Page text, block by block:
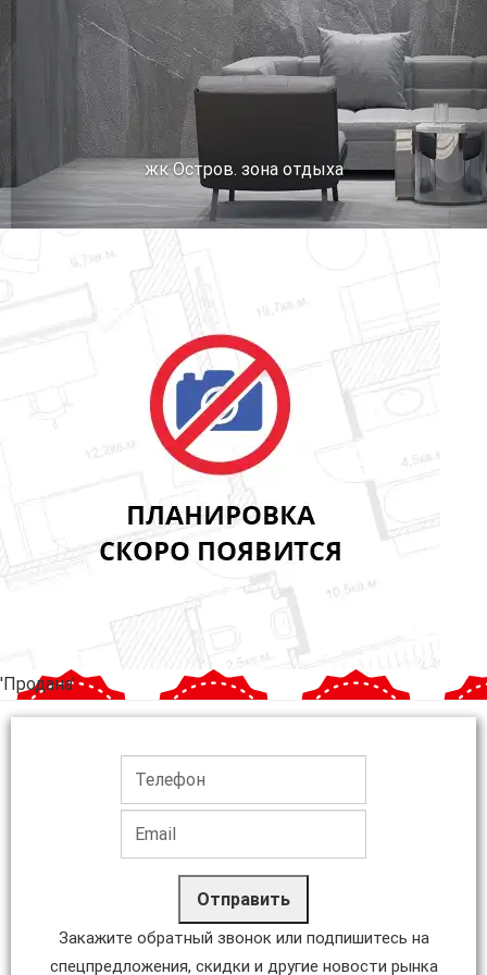
жк Остров. зона отдыха
'Продана'
Отправить
Закажите обратный звонок или подпишитесь на
спецпредложения, скидки и другие новости рынка